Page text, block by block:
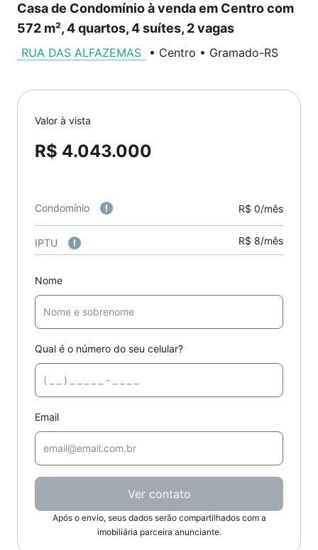
Casa de Condomínio à venda em Centro com
572 m², 4 quartos, 4 suítes, 2 vagas
RUA DAS ALFAZEMAS • Centro • Gramado-RS
Valor à vista
R$ 4.043.000
Condomínio R$ 0/mês
IPTU R$ 8/mês
Nome
Qual é o número do seu celular?
Email
Ver contato
Após o envio, seus dados serão compartilhados com a
imobiliária parceira anunciante.